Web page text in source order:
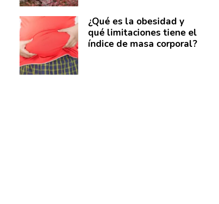
¿Qué es la obesidad y
qué limitaciones tiene el
índice de masa corporal?